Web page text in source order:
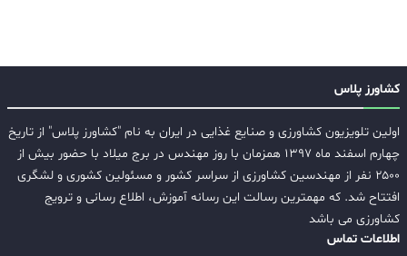
کشاورز پلاس
اولین تلویزیون کشاورزی و صنایع غذایی در ایران به نام "کشاورز پلاس" از تاریخ
چهارم اسفند ماه ۱۳۹۷ همزمان با روز مهندس در برج میلاد با حضور بیش از
۲۵۰۰ نفر از مهندسین کشاورزی از سراسر کشور و مسئولین کشوری و لشگری
افتتاح شد. که مهمترین رسالت این رسانه آموزش، اطلاع رسانی و ترویج
کشاورزی می باشد
اطلاعات تماس